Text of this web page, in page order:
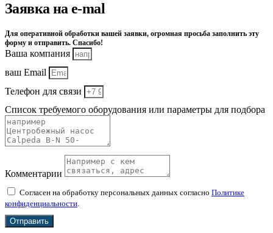
Заявка на e-mal
Для оперативной обработки вашей заявки, огромная просьба заполнить эту
форму и отправить. Спасибо!
Ваша компания
ваш Email
Телефон для связи
Список требуемого оборудования или параметры для подбора
Комментарии
Согласен на обработку персональных данных согласно Политике
конфиденциальности.
Отправить